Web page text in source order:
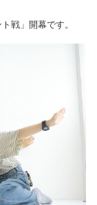
戦」開幕です。